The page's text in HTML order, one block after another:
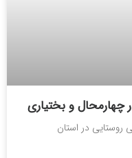
چهارمحال و بختیاری
روستایی در استان